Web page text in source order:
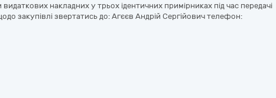
накладних у трьох ідентичних примірниках під час передачі
закупівлі звертатись до: Агєєв Андрій Сергійович телефон: